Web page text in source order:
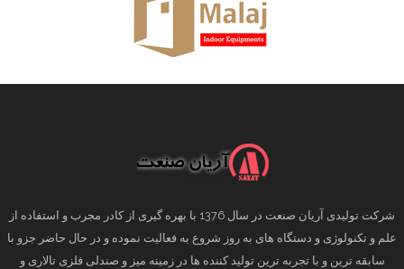
شرکت تولیدی آریان صنعت در سال 1376 با بهره گیری از کادر مجرب و استفاده از
علم و تکنولوژی و دستگاه های به روز شروع به فعالیت نموده و در حال حاضر جزو با
سابقه ترین و با تجربه ترین تولید کننده ها در زمینه میز و صندلی فلزی تالاری و